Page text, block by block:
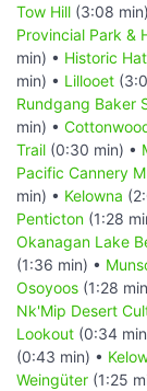
Tow Hill (3:08
Provincial Park &
min) • Historic
min) • Lillooet
Rundgang Baker
min) •
Trail (0:30 min) •
Pacific Cannery
min) • Kelowna
Penticton (1:28
Okanagan Lake
(1:36 min) •
Osoyoos (1:28
Nk'Mip Desert
Lookout (0:34
(0:43 min) •
Weingüter (1:25